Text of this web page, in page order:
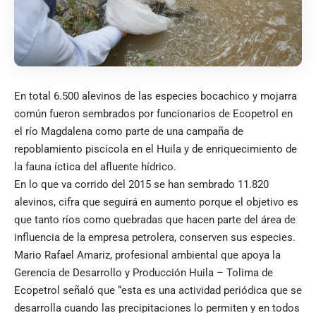
En total 6.500 alevinos de las especies bocachico y mojarra
común fueron sembrados por funcionarios de Ecopetrol en
el río Magdalena como parte de una campaña de
repoblamiento piscícola en el Huila y de enriquecimiento de
la fauna íctica del afluente hídrico.
En lo que va corrido del 2015 se han sembrado 11.820
alevinos, cifra que seguirá en aumento porque el objetivo es
que tanto ríos como quebradas que hacen parte del área de
influencia de la empresa petrolera, conserven sus especies.
Mario Rafael Amariz, profesional ambiental que apoya la
Gerencia de Desarrollo y Producción Huila – Tolima de
Ecopetrol señaló que “esta es una actividad periódica que se
desarrolla cuando las precipitaciones lo permiten y en todos